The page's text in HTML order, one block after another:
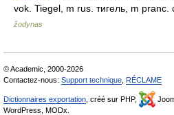
vok. Tiegel, m rus. тигель, m
žodynas
© Academic, 2000-2026
Contactez-nous: Support technique RÉCLAME
Dictionnaires exportation , créé sur PHP,
WordPress, MODx.